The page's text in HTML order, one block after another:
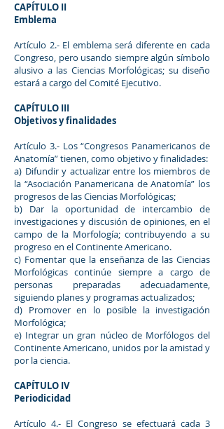
CAPÍTULO II
Emblema
Artículo 2.- El emblema será diferente en cada
Congreso, pero usando siempre algún símbolo
alusivo a las Ciencias Morfológicas; su diseño
estará a cargo del Comité Ejecutivo.
CAPÍTULO III
Objetivos y finalidades
Artículo 3.- Los “Congresos Panamericanos de
Anatomía” tienen, como objetivo y finalidades:
a) Difundir y actualizar entre los miembros de
la “Asociación Panamericana de Anatomía” los
progresos de las Ciencias Morfológicas;
b) Dar la oportunidad de intercambio de
investigaciones y discusión de opiniones, en el
campo de la Morfología; contribuyendo a su
progreso en el Continente Americano.
c) Fomentar que la enseñanza de las Ciencias
Morfológicas continúe siempre a cargo de
personas preparadas adecuadamente,
siguiendo planes y programas actualizados;
d) Promover en lo posible la investigación
Morfológica;
e) Integrar un gran núcleo de Morfólogos del
Continente Americano, unidos por la amistad y
por la ciencia.
CAPÍTULO IV
Periodicidad
Artículo 4.- El Congreso se efectuará cada 3